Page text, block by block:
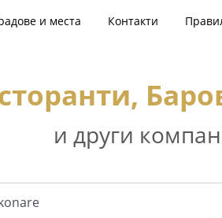
и места Контакти
и други